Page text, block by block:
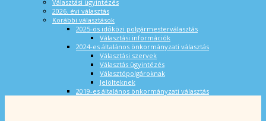
Választási ügyintézés
2026. évi választás
Korábbi választások
2025-ös időközi polgármesterválasztás
Választási információk
2024-es általános önkormányzati választás
Választási szervek
Választás ügyintézés
Választópolgároknak
Jelölteknek
2019-es általános önkormányzati választás